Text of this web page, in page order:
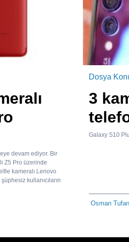
devam ediyor. Bir
Z5 Pro üzerinde
kameralı Lenovo
kullanıcıların
Dosya
3
Galaxy S10
Osman Tufan